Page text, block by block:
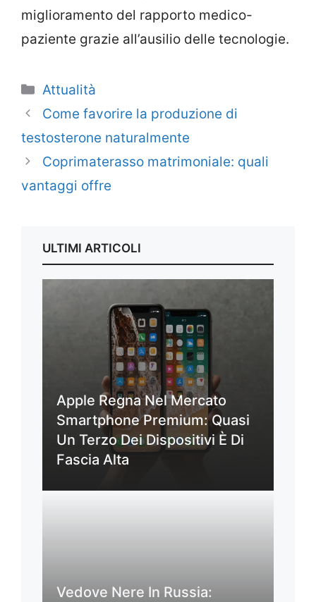
miglioramento del rapporto medico-
paziente grazie all’ausilio delle tecnologie.
Categorie
Attualità
Come favorire la produzione di
testosterone naturalmente
Coprimaterasso matrimoniale: quali
vantaggi offre
ULTIMI ARTICOLI
Apple Regna Nel Mercato
Smartphone Premium: Quasi
Un Terzo Dei Dispositivi È Di
Fascia Alta
Vedove Nere In Russia: